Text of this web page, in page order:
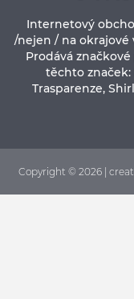
Internetový
/nejen / na
Prodává
těchto značek:
Trasparenze,
Copyright © 2026 |